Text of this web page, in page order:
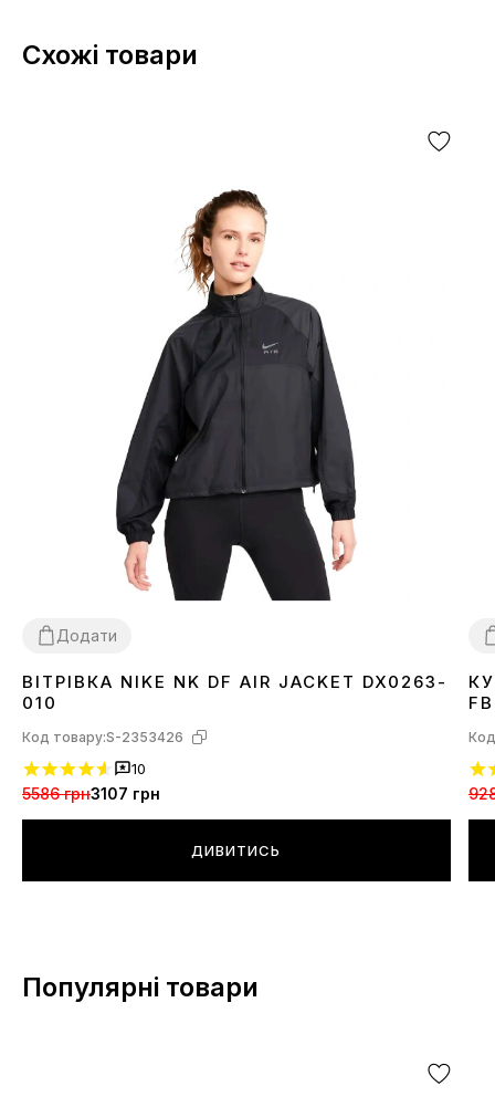
Схожі товари
Додати
XSS ML
ВІТРІВКА NIKE NK DF AIR JACKET DX0263-
010
Код товару:S-2353426
10
5586 грн3107 грн
ДИВИТИСЬ
Популярні товари